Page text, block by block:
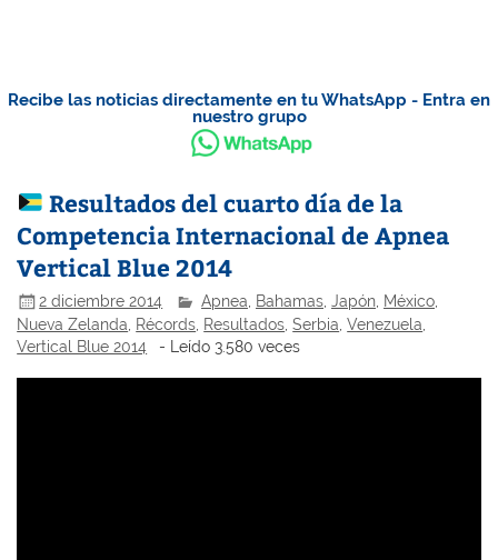
Recibe las noticias directamente en tu WhatsApp - Entra en
nuestro grupo
Resultados del cuarto día de la
Competencia Internacional de Apnea
Vertical Blue 2014
2 diciembre 2014 Apnea Bahamas ,Japón México
Nueva Zelanda, Récords, Resultados,Serbia,Venezuela,
Vertical Blue 2014
- Leído 3.580 veces